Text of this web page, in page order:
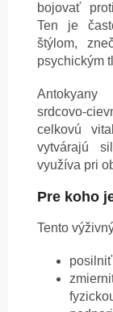
bojovať
Ten je
štýlom,
psychickým
srdcovo-
celkovú
vytvárajú
využíva pri
Pre koho
Tento